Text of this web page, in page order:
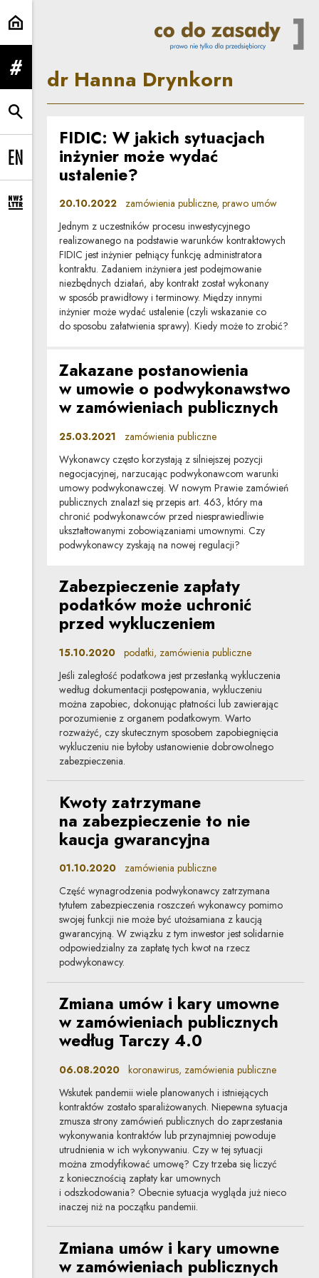
dr Hanna Drynkorn | Co do
rozwiń menu
rozwiń wyszukiwarkę
Change language to EN
rozwiń formularz zapisu na newsletter
dr Hanna Drynkorn
FIDIC: W jakich sytuacjach
inżynier może wydać
ustalenie?
20.10.2022 zamówienia publiczne, prawo umów
Jednym z uczestników procesu inwestycyjnego
realizowanego na podstawie warunków kontraktowych
FIDIC jest inżynier pełniący funkcję administratora
kontraktu. Zadaniem inżyniera jest podejmowanie
niezbędnych działań, aby kontrakt został wykonany
w sposób prawidłowy i terminowy. Między innymi
inżynier może wydać ustalenie (czyli wskazanie co
do sposobu załatwienia sprawy). Kiedy może to zrobić?
Zakazane postanowienia
w umowie o podwykonawstwo
w zamówieniach publicznych
25.03.2021 zamówienia publiczne
Wykonawcy często korzystają z silniejszej pozycji
negocjacyjnej, narzucając podwykonawcom warunki
umowy podwykonawczej. W nowym Prawie zamówień
publicznych znalazł się przepis art. 463, który ma
chronić podwykonawców przed niesprawiedliwie
ukształtowanymi zobowiązaniami umownymi. Czy
podwykonawcy zyskają na nowej regulacji?
Zabezpieczenie zapłaty
podatków może uchronić
przed wykluczeniem
15.10.2020 podatki, zamówienia publiczne
Jeśli zaległość podatkowa jest przesłanką wykluczenia
według dokumentacji postępowania, wykluczeniu
można zapobiec, dokonując płatności lub zawierając
porozumienie z organem podatkowym. Warto
rozważyć, czy skutecznym sposobem zapobiegnięcia
wykluczeniu nie byłoby ustanowienie dobrowolnego
zabezpieczenia.
Kwoty zatrzymane
na zabezpieczenie to nie
kaucja gwarancyjna
01.10.2020 zamówienia publiczne
Część wynagrodzenia podwykonawcy zatrzymana
tytułem zabezpieczenia roszczeń wykonawcy pomimo
swojej funkcji nie może być utożsamiana z kaucją
gwarancyjną. W związku z tym inwestor jest solidarnie
odpowiedzialny za zapłatę tych kwot na rzecz
podwykonawcy.
Zmiana umów i kary umowne
w zamówieniach publicznych
według Tarczy 4.0
06.08.2020 koronawirus, zamówienia publiczne
Wskutek pandemii wiele planowanych i istniejących
kontraktów zostało sparaliżowanych. Niepewna sytuacja
zmusza strony zamówień publicznych do zaprzestania
wykonywania kontraktów lub przynajmniej powoduje
utrudnienia w ich wykonywaniu. Czy w tej sytuacji
można zmodyfikować umowę? Czy trzeba się liczyć
z koniecznością zapłaty kar umownych
i odszkodowania? Obecnie sytuacja wygląda już nieco
inaczej niż na początku pandemii.
Zmiana umów i kary umowne
w zamówieniach publicznych